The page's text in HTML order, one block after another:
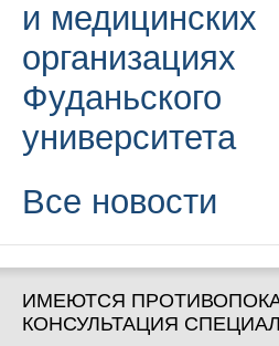
и медицинских
организациях
Фуданьского
университета
Все новости
ИМЕЮТСЯ
КОНСУЛЬТАЦИЯ